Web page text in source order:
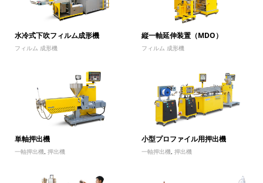
水冷式下吹フィルム成形機
フィルム 成形機
縦一軸延伸装置（MDO）
フィルム 成形機
単軸押出機
一軸押出機, 押出機
小型プロファイル用押出機
一軸押出機 ,押出機